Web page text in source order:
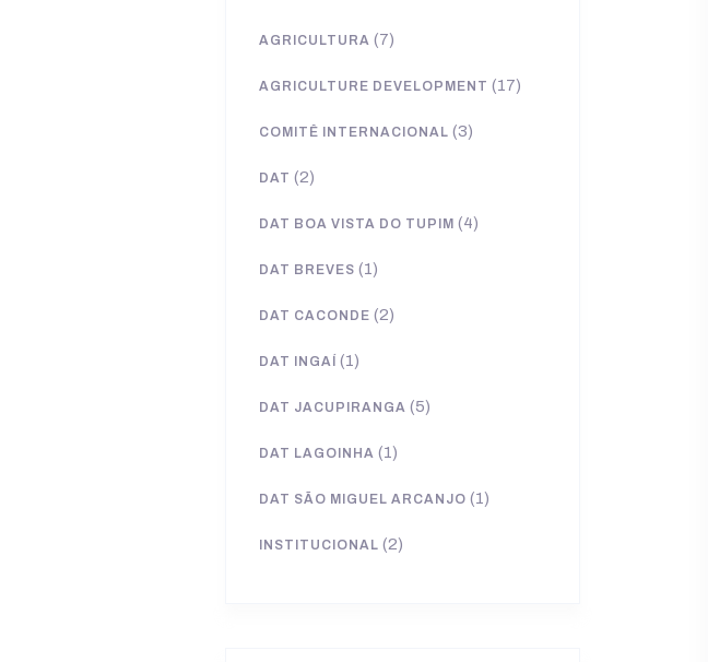
AGRICULTURA (7)
AGRICULTURE DEVELOPMENT (17)
COMITÊ INTERNACIONAL (3)
DAT (2)
DAT BOA VISTA DO TUPIM (4)
DAT BREVES (1)
DAT CACONDE (2)
DAT INGAÍ (1)
DAT JACUPIRANGA (5)
DAT LAGOINHA (1)
DAT SÃO MIGUEL ARCANJO (1)
INSTITUCIONAL (2)